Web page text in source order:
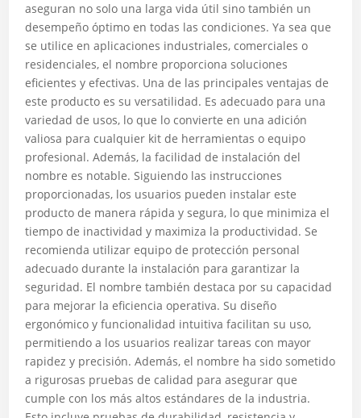
aseguran no solo una larga vida útil sino también un
desempeño óptimo en todas las condiciones. Ya sea que
se utilice en aplicaciones industriales, comerciales o
residenciales, el nombre proporciona soluciones
eficientes y efectivas. Una de las principales ventajas de
este producto es su versatilidad. Es adecuado para una
variedad de usos, lo que lo convierte en una adición
valiosa para cualquier kit de herramientas o equipo
profesional. Además, la facilidad de instalación del
nombre es notable. Siguiendo las instrucciones
proporcionadas, los usuarios pueden instalar este
producto de manera rápida y segura, lo que minimiza el
tiempo de inactividad y maximiza la productividad. Se
recomienda utilizar equipo de protección personal
adecuado durante la instalación para garantizar la
seguridad. El nombre también destaca por su capacidad
para mejorar la eficiencia operativa. Su diseño
ergonómico y funcionalidad intuitiva facilitan su uso,
permitiendo a los usuarios realizar tareas con mayor
rapidez y precisión. Además, el nombre ha sido sometido
a rigurosas pruebas de calidad para asegurar que
cumple con los más altos estándares de la industria.